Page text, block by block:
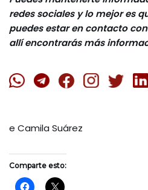
redes sociales y lo mejor es
puedes estar en contacto
allí encontrarás más
e Camila Suárez
Comparte esto: